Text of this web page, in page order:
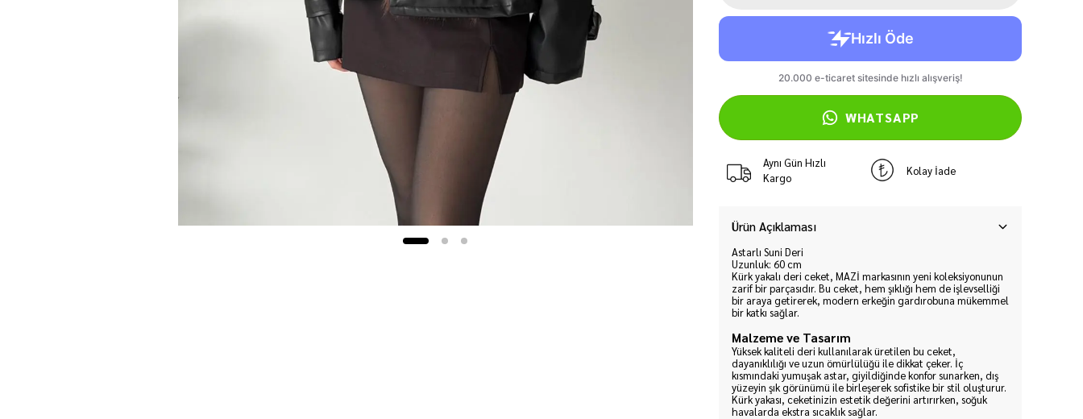
WHATSAPP
Aynı Gün Hızlı
Kargo
Kolay İade
Ürün Açıklaması
Astarlı Suni Deri
Uzunluk: 60 cm
Kürk yakalı deri ceket, MAZİ markasının yeni koleksiyonunun
zarif bir parçasıdır. Bu ceket, hem şıklığı hem de işlevselliği
bir araya getirerek, modern erkeğin gardırobuna mükemmel
bir katkı sağlar.
Malzeme ve Tasarım
Yüksek kaliteli deri kullanılarak üretilen bu ceket,
dayanıklılığı ve uzun ömürlülüğü ile dikkat çeker. İç
kısmındaki yumuşak astar, giyildiğinde konfor sunarken, dış
yüzeyin şık görünümü ile birleşerek sofistike bir stil oluşturur.
Kürk yakası, ceketinizin estetik değerini artırırken, soğuk
havalarda ekstra sıcaklık sağlar.